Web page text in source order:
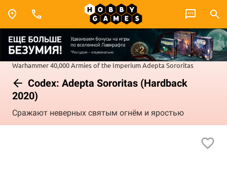
Warhammer 40,000Armies of the ImperiumAdepta Sororitas
Codex: Adepta Sororitas (Hardback
2020)
Сражают неверных святым огнём и яростью